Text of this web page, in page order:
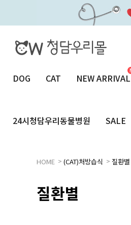
DOG CAT NEW ARRIVAL
24시청담우리동물병원 SALE
HOME > (CAT)처방습식 > 질환별
질환별